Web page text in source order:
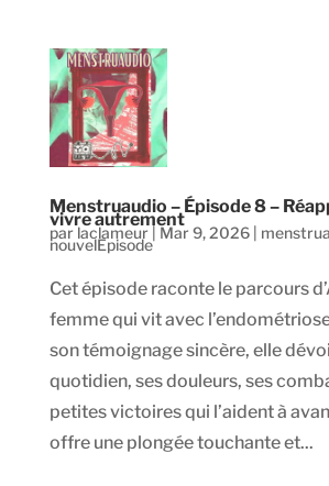
Menstruaudio – Épisode 8 –
vivre autrement
par laclameur| Mar 9, 2026|
nouvelEpisode
Cet épisode raconte le parcours
femme qui vit avec
son témoignage sincère, elle
quotidien, ses douleurs, ses
petites victoires qui l’aident à
offre une plongée touchante et...